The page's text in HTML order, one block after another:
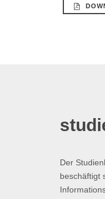
Der
beschäftigt